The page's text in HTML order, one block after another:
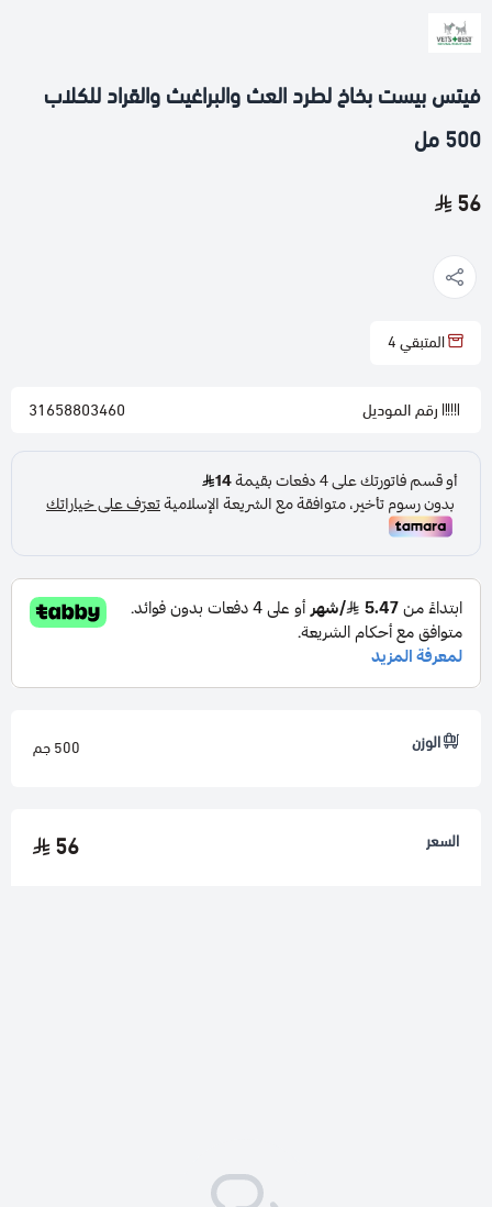
فيتس بيست بخاخ لطرد العث والبراغيث والقراد للكلاب
500 مل
56
المتبقي4
رقم الموديل 31658803460
الوزن 500 جم
السعر 56